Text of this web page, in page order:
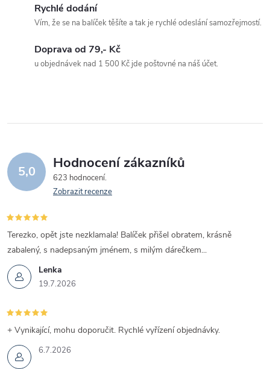
v
k
y
v
ý
p
i
s
u
Rychlé dodání
Vím, že se na balíček těšíte a tak je rychlé odeslání samozřejmostí.
Doprava od 79,- Kč
u objednávek nad 1 500 Kč jde poštovné na náš účet.
5,0 Hodnocení zákazníků
623 hodnocení
Zobrazit recenze
Lenka
19.7.2026
Terezko, opět jste nezklamala! Balíček přišel obratem, krásně
zabalený, s nadepsaným jménem, s milým dárečkem...
6.7.2026
+ Vynikající, mohu doporučit. Rychlé vyřízení objednávky.